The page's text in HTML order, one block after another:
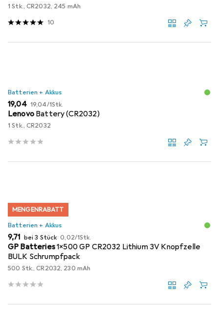
1 Stk., CR2032, 245 mAh
10
Batterien + Akkus
EUR
19,04 EUR
19,04/1Stk.
Lenovo Battery (CR2032)
1 Stk., CR2032
MENGENRABATT
Batterien + Akkus
EUR
9,71 bei 3 Stück EUR
0,02/1Stk.
GP Batteries1x500 GP CR2032 Lithium 3V Knopfzelle
BULK Schrumpfpack
500 Stk., CR2032, 230 mAh